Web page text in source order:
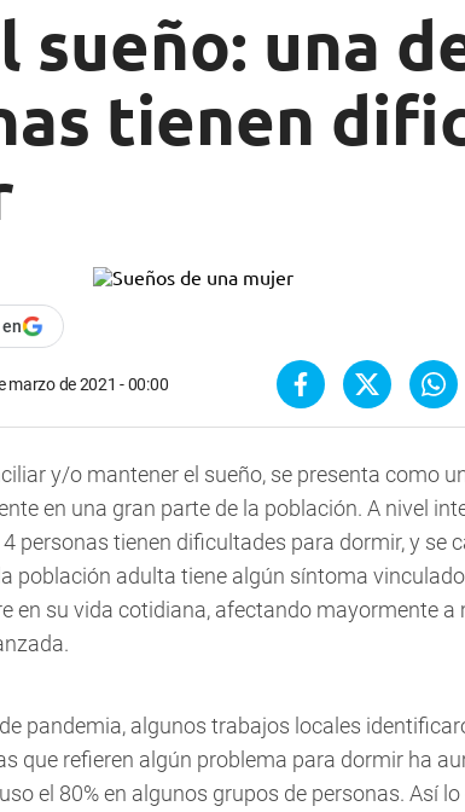
sueño: una
tienen
marzo de 2021 - 00:00
y/o mantener el sueño, se presenta como
en una gran parte de la población. A nivel
personas tienen dificultades para dormir, y se
población adulta tiene algún síntoma vinculado
en su vida cotidiana, afectando mayormente a
pandemia, algunos trabajos locales
que refieren algún problema para dormir ha
el 80% en algunos grupos de personas. Así